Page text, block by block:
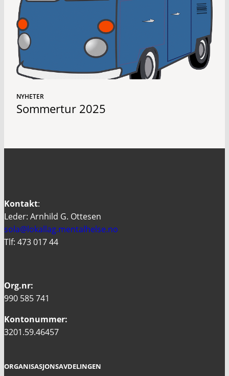
NYHETER
Sommertur 2025
Kontakt:
Leder: Arnhild G. Ottesen
sola@lokallag.mentalhelse.no
Tlf: 473 017 44
Org.nr:
990 585 741
Kontonummer:
3201.59.46457
ORGANISASJONSAVDELINGEN